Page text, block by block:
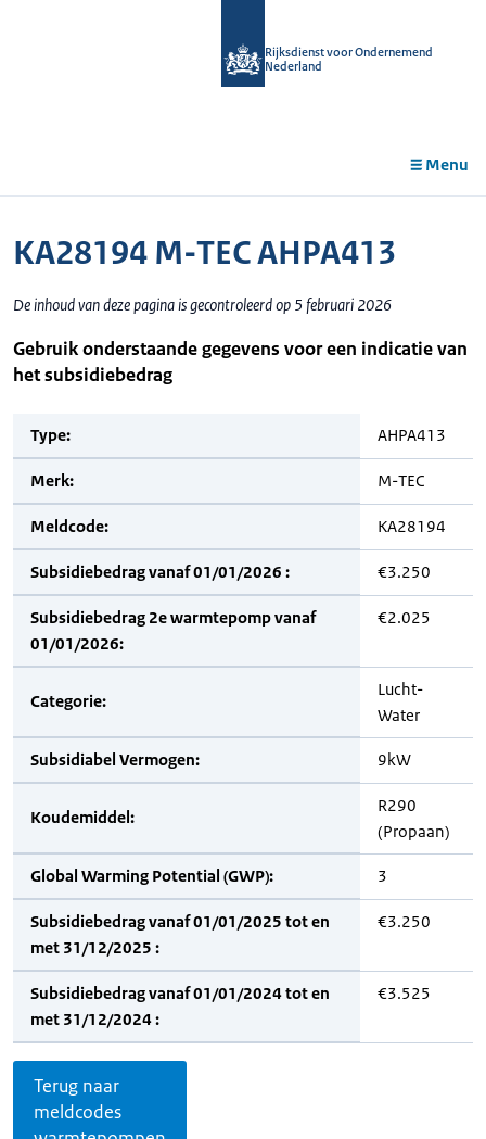
Rijksdienst voor Ondernemend
Nederland
Menu
KA28194 M-TEC AHPA413
De inhoud van deze pagina is gecontroleerd op 5 februari 2026
Gebruik onderstaande gegevens voor een indicatie van
het subsidiebedrag
Type: AHPA413
Merk: M-TEC
Meldcode: KA28194
Subsidiebedrag vanaf 01/01/2026 : €3.250
Subsidiebedrag 2e warmtepomp vanaf
01/01/2026:
€2.025
Categorie:
Lucht-
Water
Subsidiabel Vermogen: 9kW
Koudemiddel:
R290
(Propaan)
Global Warming Potential (GWP): 3
Subsidiebedrag vanaf 01/01/2025 tot en
met 31/12/2025 :
€3.250
Subsidiebedrag vanaf 01/01/2024 tot en
met 31/12/2024 :
€3.525
Terug naar
meldcodes